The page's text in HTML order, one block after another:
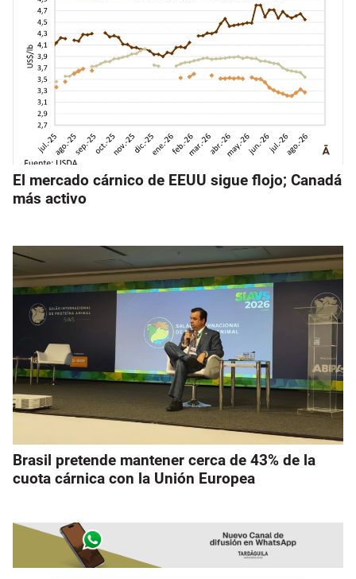
El mercado cárnico de EEUU sigue flojo; Canadá
más activo
Brasil pretende mantener cerca de 43% de la
cuota cárnica con la Unión Europea